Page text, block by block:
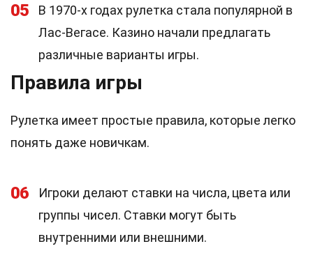
05
В 1970-х годах рулетка стала популярной в
Лас-Вегасе. Казино начали предлагать
различные варианты игры.
Правила игры
Рулетка имеет простые правила, которые легко
понять даже новичкам.
06
Игроки делают ставки на числа, цвета или
группы чисел. Ставки могут быть
внутренними или внешними.